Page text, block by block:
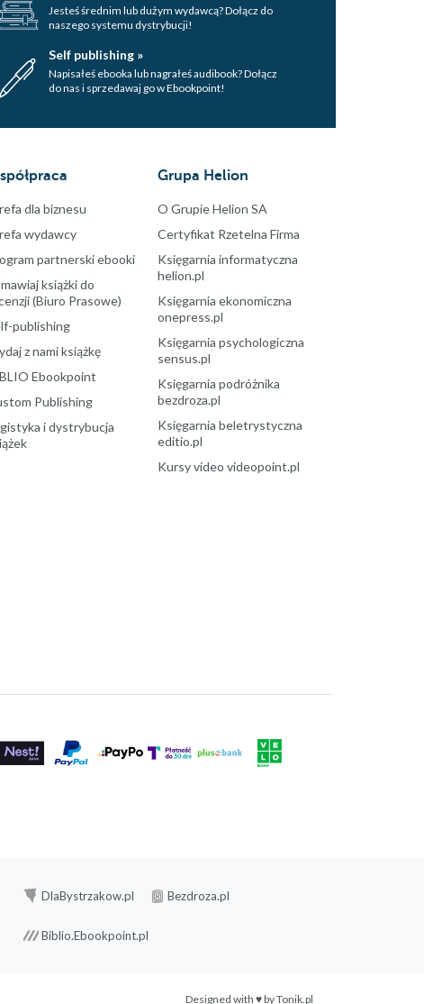
Jesteś średnim lub dużym wydawcą? Dołącz do
naszego systemu dystrybucji!
Self publishing »
Napisałeś ebooka lub nagrałeś audibook? Dołącz
do nas i sprzedawaj go w Ebookpoint!
dla biznesu
wydawcy
partnerski ebooki
książki do
(Biuro Prasowe)
publishing
z nami książkę
Ebookpoint
Publishing
i dystrybucja
Grupa Helion
O Grupie Helion SA
Certyfikat Rzetelna Firma
Księgarnia informatyczna
helion.pl
Księgarnia ekonomiczna
onepress.pl
Księgarnia psychologiczna
sensus.pl
Księgarnia podróżnika
bezdroza.pl
Księgarnia beletrystyczna
editio.pl
Kursy video videopoint.pl
DlaBystrzakow.pl Bezdroza.pl
Biblio.Ebookpoint.pl
Designed with ♥ byTonik.pl